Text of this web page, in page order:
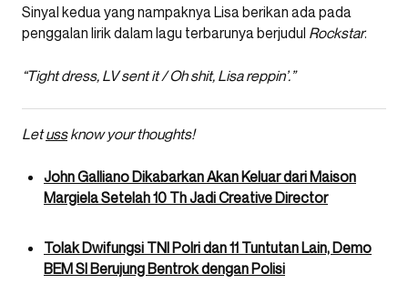
Sinyal kedua yang nampaknya Lisa berikan ada pada
penggalan lirik dalam lagu terbarunya berjudul Rockstar.
“Tight dress, LV sent it / Oh shit, Lisa reppin’.”
Letussknow your thoughts!
John Galliano Dikabarkan Akan Keluar dari Maison
Margiela Setelah 10 Th Jadi Creative Director
Tolak Dwifungsi TNI Polri dan 11 Tuntutan Lain, Demo
BEM SI Berujung Bentrok dengan Polisi